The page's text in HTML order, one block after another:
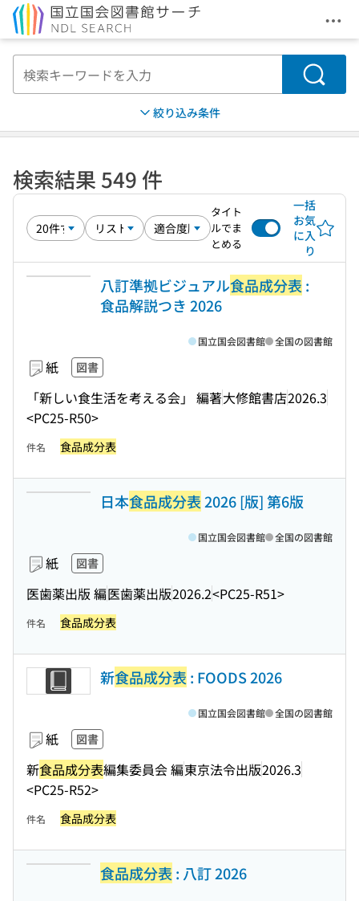
メ
検索
絞り込み条件
検索結果 549 件
タイト
ルでま
とめる
一括
お気
に入
り
八訂準拠ビジュアル食品成分表 :
食品解説つき 2026
紙 図書
「新しい食生活を考える会」 編著大修館書店2026.3
<PC25-R50>
国立国会図書館 全国の図書館
件名 食品成分表
日本食品成分表2026 [版] 第6版
紙 図書
医歯薬出版 編医歯薬出版2026.2<PC25-R51>
国立国会図書館 全国の図書館
件名 食品成分表
新食品成分表 : FOODS 2026
紙 図書
新食品成分表編集委員会 編東京法令出版2026.3
<PC25-R52>
国立国会図書館 全国の図書館
件名 食品成分表
食品成分表 : 八訂 2026